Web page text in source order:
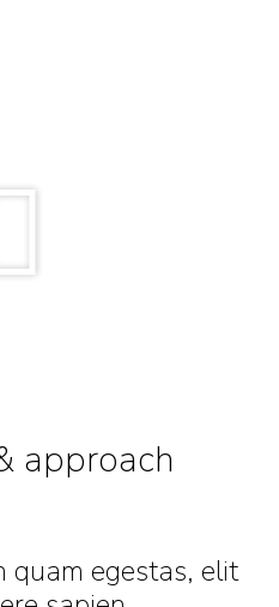
approach
quam egestas, elit